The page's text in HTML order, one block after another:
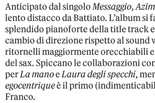
Anticipato dal singoloMessaggio,
lento distacco da Battiato. L’album si
splendido pianoforte della title track
cambio di direzione rispetto al sound
ritornelli maggiormente orecchiabili
del sax. Spiccano le collaborazioni
perLa manoeLaura degli specchi,
egocentriqueè il primo
Franco.